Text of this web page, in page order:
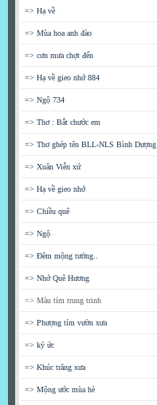
=> Hạ về
=> Mùa hoa anh đào
=> cơn mưa chợt đến
=> Hạ về gieo nhớ 884
=> Ngộ 734
=> Thơ : Bắt chước em
=> Thơ ghép tên BLL-NLS Bình Dượng
=> Xuân Viễn xứ
=> Hạ về gieo nhớ
=> Chiều quê
=> Ngộ
=> Đêm mộng tưởng..
=> Nhớ Quê Hương
=> Màu tím trung trinh
=> Phượng tím vườn xưa
=> ký ức
=> Khúc trăng xưa
=> Mộng ước mùa hè